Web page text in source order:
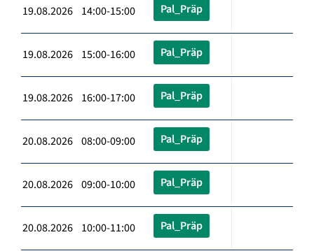
19.08.2026 14:00-15:00 Pal_Präp
19.08.2026 15:00-16:00 Pal_Präp
19.08.2026 16:00-17:00 Pal_Präp
20.08.2026 08:00-09:00 Pal_Präp
20.08.2026 09:00-10:00 Pal_Präp
20.08.2026 10:00-11:00 Pal_Präp